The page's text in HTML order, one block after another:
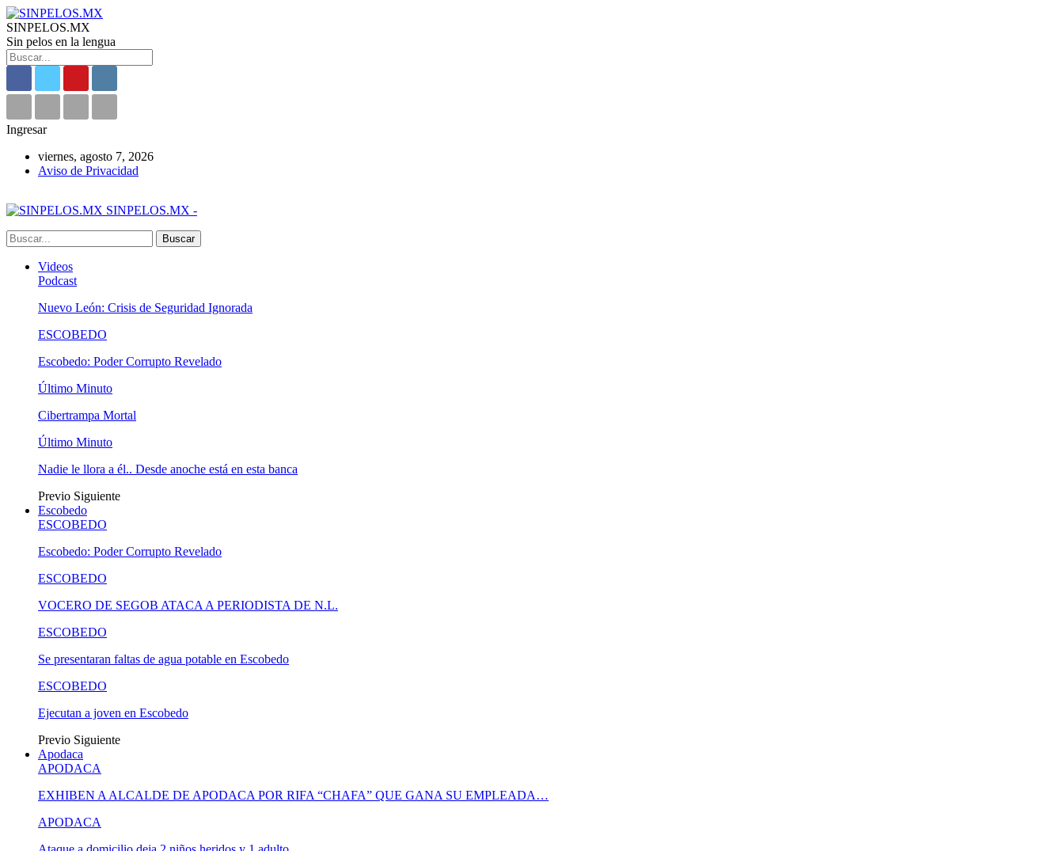
SINPELOS.MX
Sin pelos en la lengua
Ingresar
viernes, agosto 7, 2026
Aviso de Privacidad
SINPELOS.MX -
Videos
Podcast
Nuevo León: Crisis de Seguridad Ignorada
ESCOBEDO
Escobedo: Poder Corrupto Revelado
Último Minuto
Cibertrampa Mortal
Último Minuto
Nadie le llora a él.. Desde anoche está en esta banca
Previo Siguiente
Escobedo
ESCOBEDO
Escobedo: Poder Corrupto Revelado
ESCOBEDO
VOCERO DE SEGOB ATACA A PERIODISTA DE N.L.
ESCOBEDO
Se presentaran faltas de agua potable en Escobedo
ESCOBEDO
Ejecutan a joven en Escobedo
Previo Siguiente
Apodaca
APODACA
EXHIBEN A ALCALDE DE APODACA POR RIFA “CHAFA” QUE GANA SU EMPLEADA…
APODACA